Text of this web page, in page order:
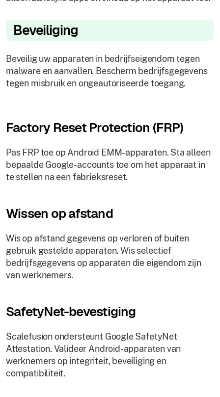
Beveiliging
Beveilig uw apparaten in bedrijfseigendom tegen
malware en aanvallen. Bescherm bedrijfsgegevens
tegen misbruik en ongeautoriseerde toegang.
Factory Reset Protection (FRP)
Pas FRP toe op Android EMM-apparaten. Sta alleen
bepaalde Google-accounts toe om het apparaat in
te stellen na een fabrieksreset.
Wissen op afstand
Wis op afstand gegevens op verloren of buiten
gebruik gestelde apparaten. Wis selectief
bedrijfsgegevens op apparaten die eigendom zijn
van werknemers.
SafetyNet-bevestiging
Scalefusion ondersteunt Google SafetyNet
Attestation. Valideer Android-apparaten van
werknemers op integriteit, beveiliging en
compatibiliteit.